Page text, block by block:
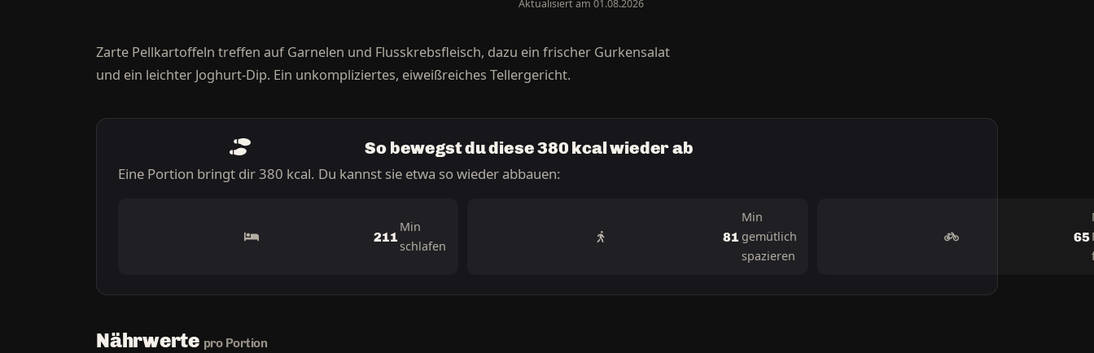
Aktualisiert am 01.08.2026
Zarte Pellkartoffeln treffen auf Garnelen und Flusskrebsfleisch, dazu ein frischer Gurkensalat
und ein leichter Joghurt-Dip. Ein unkompliziertes, eiweißreiches Tellergericht.
So bewegst du diese 380 kcal wieder ab
Eine Portion bringt dir 380 kcal. Du kannst sie etwa so wieder abbauen:
211
Min
schlafen
81
Min
gemütlich
spazieren
65
Nährwerte pro Portion